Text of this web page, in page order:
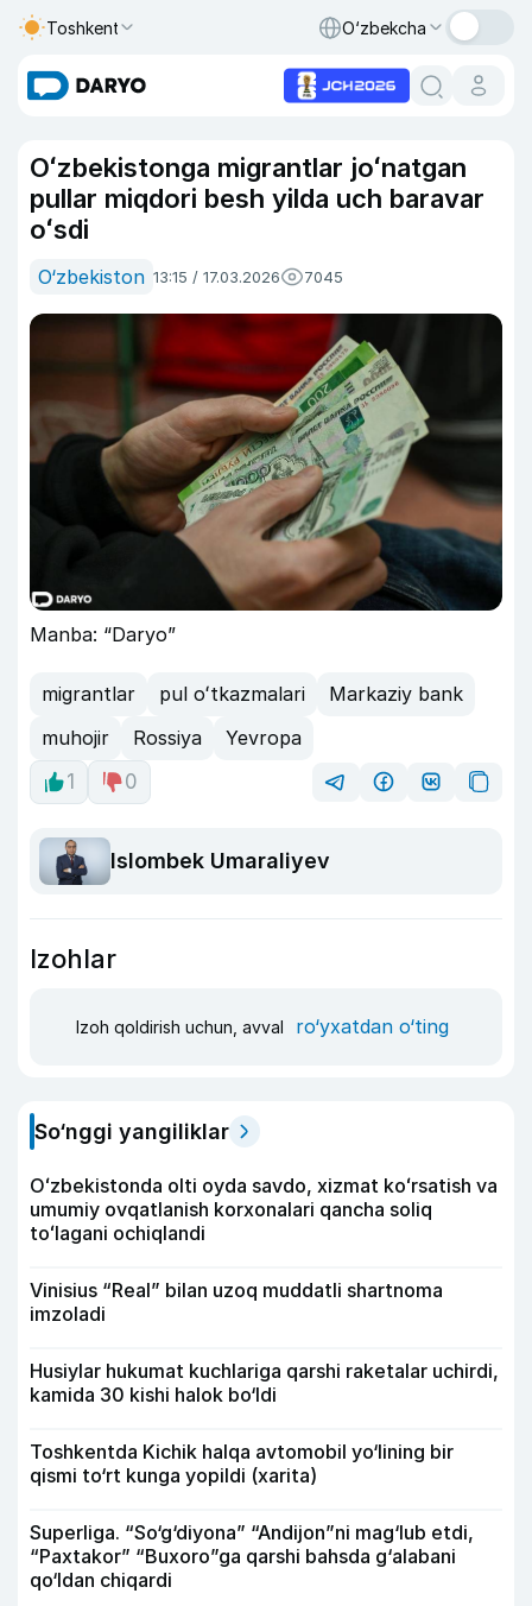
Toshkent O‘zbekcha
Oʻzbekistonga migrantlar joʻnatgan
pullar miqdori besh yilda uch baravar
oʻsdi
O‘zbekiston 13:15 / 17.03.2026 7045
Manba: “Daryo”
migrantlar pul oʻtkazmalari
Markaziy bank
muhojir
Rossiya
Yevropa
1
0
Islombek Umaraliyev
Izohlar
Izoh qoldirish uchun, avval ro‘yxatdan o‘ting
So‘nggi yangiliklar
Oʻzbekistonda olti oyda savdo, xizmat koʻrsatish va
umumiy ovqatlanish korxonalari qancha soliq
toʻlagani ochiqlandi
Vinisius “Real” bilan uzoq muddatli shartnoma
imzoladi
Husiylar hukumat kuchlariga qarshi raketalar uchirdi,
kamida 30 kishi halok bo‘ldi
Toshkentda Kichik halqa avtomobil yo‘lining bir
qismi to‘rt kunga yopildi (xarita)
Superliga. “So‘g‘diyona” “Andijon”ni mag‘lub etdi,
“Paxtakor” “Buxoro”ga qarshi bahsda g‘alabani
qo‘ldan chiqardi